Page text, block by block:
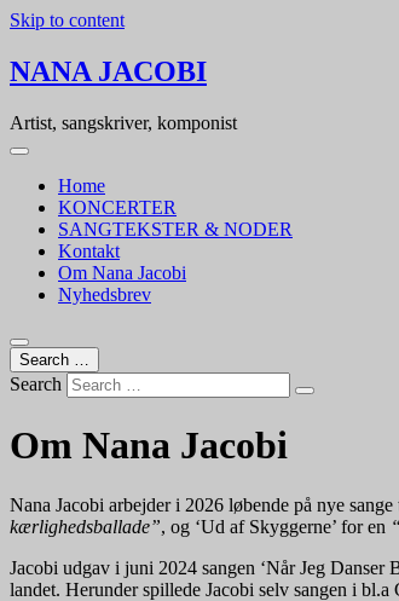
Skip to content
NANA JACOBI
Artist, sangskriver, komponist
Home
KONCERTER
SANGTEKSTER & NODER
Kontakt
Om Nana Jacobi
Nyhedsbrev
Search …
Search
Om Nana Jacobi
Nana Jacobi arbejder i 2026 løbende på nye
kærlighedsballade”, og ‘Ud af Skyggerne’ for en
Jacobi udgav i juni 2024 sangen ‘Når Jeg Danser
landet. Herunder spillede Jacobi selv sangen i